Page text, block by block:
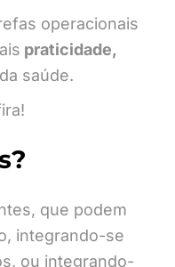
operacionais
praticidade,
saúde.
que podem
integrando-se
ou integrando-